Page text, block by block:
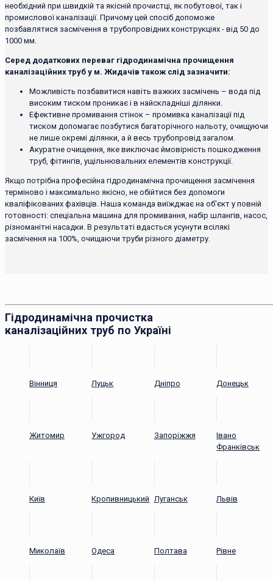
необхідний при швидкій та якісній прочистці, як побутової, так і
промислової каналізації. Причому цей спосіб допоможе
позбавлятися засмічення в трубопровідних конструкціях - від 50 до
1000 мм.
Серед додаткових переваг гідродинамічна прочищення
каналізаційних труб у м. Жидачів також слід зазначити:
Можливість позбавитися навіть важких засмічень – вода під
високим тиском проникає і в найскладніші ділянки.
Ефективне промивання стінок – промивка каналізації під
тиском допомагає позбутися багаторічного нальоту, очищуючи
не лише окремі ділянки, а й весь трубопровід загалом.
Акуратне очищення, яке виключає ймовірність пошкодження
труб, фітингів, ущільнювальних елементів конструкції.
Якщо потрібна професійна гідродинамічна прочищення засмічення
терміново і максимально якісно, ​​не обійтися без допомоги
кваліфікованих фахівців. Наша команда виїжджає на об'єкт у повній
готовності: спеціальна машина для промивання, набір шлангів, насос,
різноманітні насадки. В результаті вдасться усунути всілякі
засмічення на 100%, очищаючи труби різного діаметру.
Гідродинамічна прочистка
каналізаційних труб по Україні
Вінниця Луцьк Дніпро Донецьк
Житомир Ужгород Запоріжжя
Івано
Франківськ
Київ Кропивницький Луганськ Львів
Миколаїв Одеса Полтава Рівне